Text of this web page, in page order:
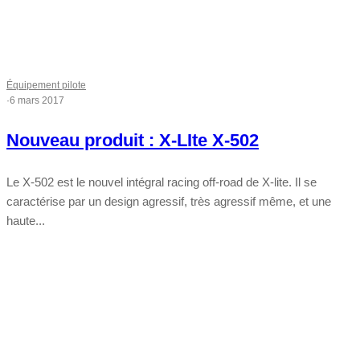
Équipement pilote
·6 mars 2017
Nouveau produit : X-LIte X-502
Le X-502 est le nouvel intégral racing off-road de X-lite. Il se
caractérise par un design agressif, très agressif même, et une
haute...